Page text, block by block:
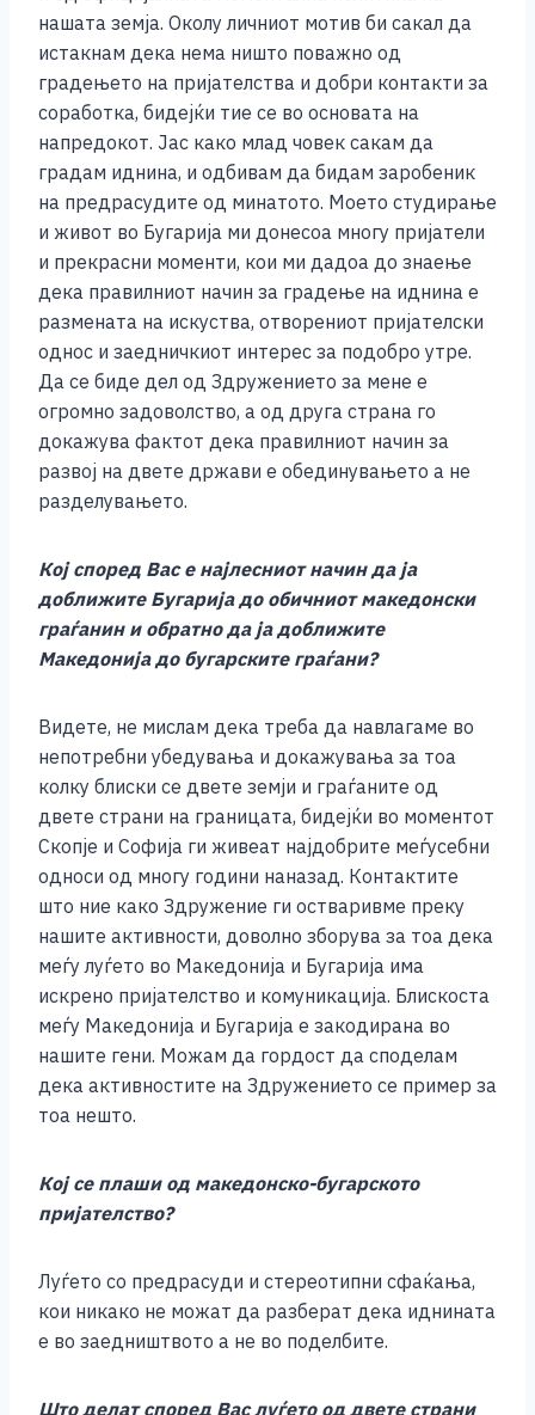
нашата земја. Околу личниот мотив би сакал да
истакнам дека нема ништо поважно од
градењето на пријателства и добри контакти за
соработка, бидејќи тие се во основата на
напредокот. Јас како млад човек сакам да
градам иднина, и одбивам да бидам заробеник
на предрасудите од минатото. Моето студирање
и живот во Бугарија ми донесоа многу пријатели
и прекрасни моменти, кои ми дадоа до знаење
дека правилниот начин за градење на иднина е
размената на искуства, отворениот пријателски
однос и заедничкиот интерес за подобро утре.
Да се биде дел од Здружението за мене е
огромно задоволство, а од друга страна го
докажува фактот дека правилниот начин за
развој на двете држави е обединувањето а не
разделувањето.
Кој според Вас е најлесниот начин да ја
доближите Бугарија до обичниот македонски
граѓанин и обратно да ја доближите
Македонија до бугарските граѓани?
Видете, не мислам дека треба да навлагаме во
непотребни убедувања и докажувања за тоа
колку блиски се двете земји и граѓаните од
двете страни на границата, бидејќи во моментот
Скопје и Софија ги живеат најдобрите меѓусебни
односи од многу години наназад. Контактите
што ние како Здружение ги остваривме преку
нашите активности, доволно зборува за тоа дека
меѓу луѓето во Македонија и Бугарија има
искрено пријателство и комуникација. Блискоста
меѓу Македонија и Бугарија е закодирана во
нашите гени. Можам да гордост да споделам
дека активностите на Здружението се пример за
тоа нешто.
Кој се плаши од македонско-бугарското
пријателство?
Луѓето со предрасуди и стереотипни сфаќања,
кои никако не можат да разберат дека иднината
е во заедништвото а не во поделбите.
Што делат според Вас луѓето од двете страни